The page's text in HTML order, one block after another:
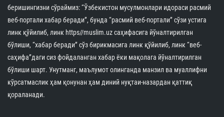
беришингизни сўраймиз: “Ўзбекистон мусулмонлари идораси расмий
веб-портали хабар беради”, бунда “расмий веб-портали” сўзи устига
линк қўйилиб, линк https//muslim.uz саҳифасига йўналтирилган
бўлиши, “хабар беради” сўз бирикмасига линк қўйилиб, линк “веб-
саҳифа”даги сиз фойдаланган хабар ёки мақолага йўналтирилган
бўлиши шарт. Унутманг, маълумот олинганда манзил ва муаллифни
кўрсатмаслик ҳам қонунан ҳам диний нуқтаи-назардан қаттиқ
қораланади.